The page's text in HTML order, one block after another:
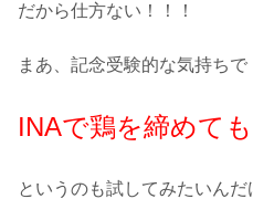
だから仕方ない！！！
まあ、記念受験的な気持ちで
INAで鶏を締めて
というのも試してみたいん